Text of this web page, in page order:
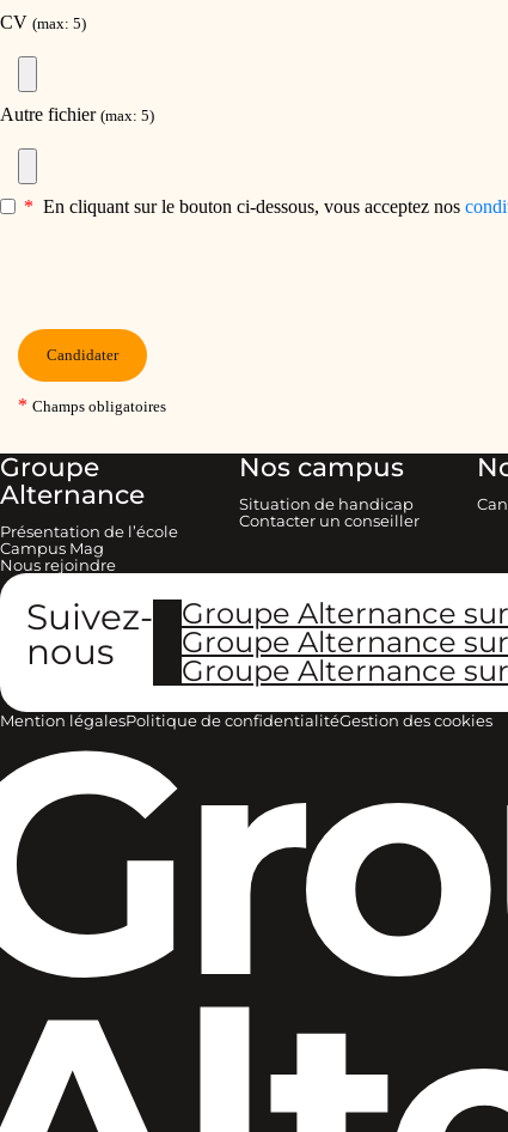
Groupe
Alternance
Présentation de l’école
Campus Mag
Nous rejoindre
Nos campus
Situation de handicap
Contacter un conseiller
Suivez-
nous
Groupe Alternance
Groupe Alternance
Groupe Alternance
Mention légalesPolitique de confidentialitéGestion des cookies